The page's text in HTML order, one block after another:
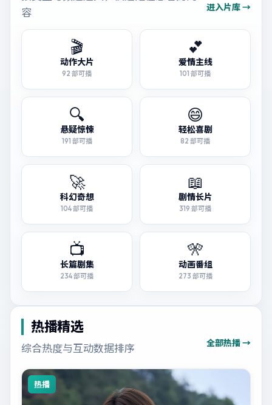
容
进入片库 →
🎬
动作大片
92 部可播
💕
爱情主线
101 部可播
🔍
悬疑惊悚
191 部可播
😄
轻松喜剧
82 部可播
🚀
科幻奇想
104部可播
📖
剧情长片
319 部可播
📺
长篇剧集
234部可播
🎌
动画番组
273 部可播
热播精选
综合热度与互动数据排序 全部热播 →
热播